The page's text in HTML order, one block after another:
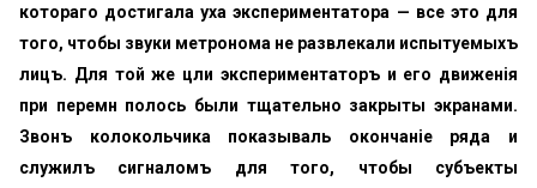
котораго достигала уха экспериментатора — все это для
того, чтобы звуки метронома не развлекали испытуемыхъ
лицъ. Для той же цѣли экспериментаторъ и его движенія
при перемѣнѣ полось были тщательно закрыты экранами.
Звонъ колокольчика показываль окончаніе ряда и
служилъ сигналомъ для того, чтобы субъекты